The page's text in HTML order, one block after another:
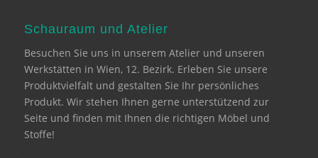
Schauraum und Atelier
Besuchen Sie uns in unserem Atelier und unseren
Werkstätten in Wien, 12. Bezirk. Erleben Sie unsere
Produktvielfalt und gestalten Sie Ihr persönliches
Produkt. Wir stehen Ihnen gerne unterstützend zur
Seite und finden mit Ihnen die richtigen Möbel und
Stoffe!